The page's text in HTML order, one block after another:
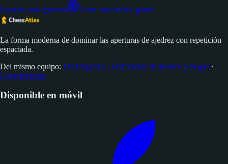
Entrene esta apertura Crear una cuenta gratis
La forma moderna de dominar las aperturas de ajedrez con repetición
espaciada.
Del mismo equipo: DarkSquares - Entrenador de ajedrez a ciegas ·
ChessEndings
Disponible en móvil